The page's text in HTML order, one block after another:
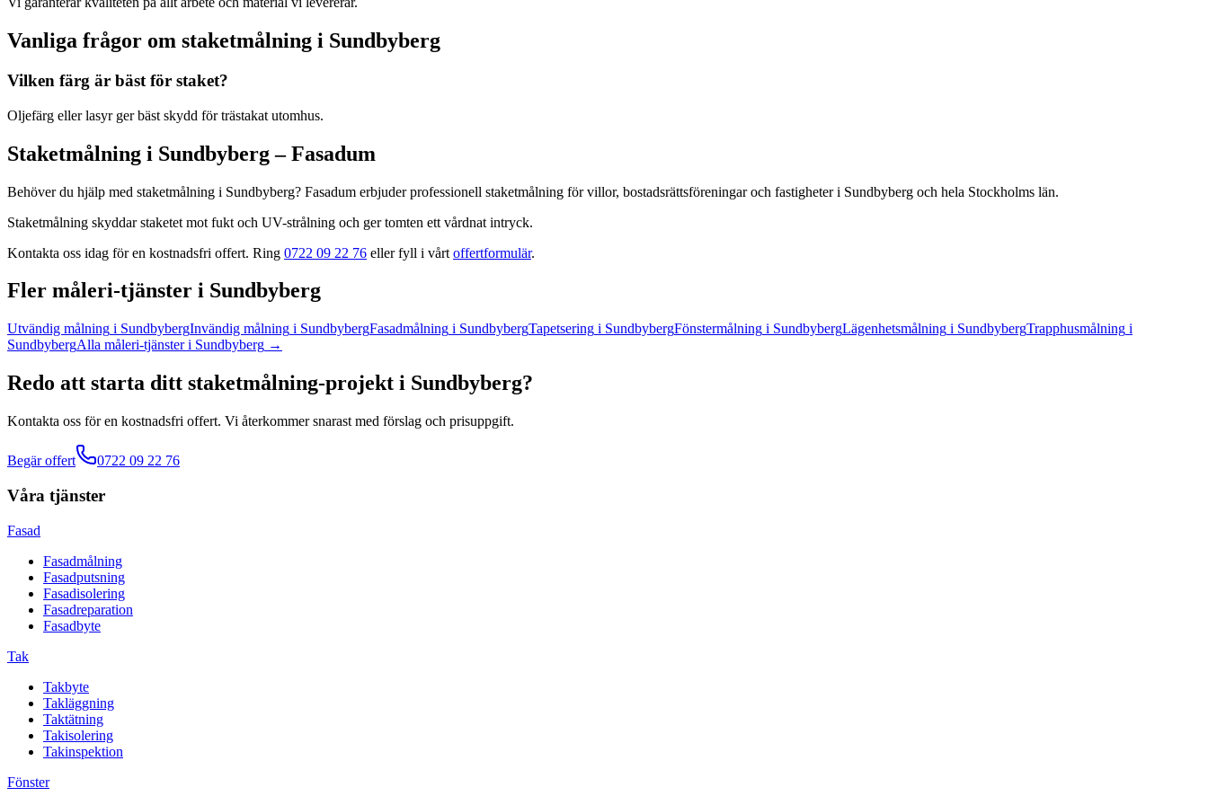
Vanliga frågor om staketmålning i Sundbyberg
Vilken färg är bäst för staket?
Oljefärg eller lasyr ger bäst skydd för trästakat utomhus.
Staketmålning i Sundbyberg– Fasadum
Behöver du hjälp med staketmålning i Sundbyberg? Fasadum erbjuder professionell staketmålning för villor, bostadsrättsföreningar och fastigheteri Sundbyberg och hela Stockholms län.
Staketmålning skyddar staketet mot fukt och UV-strålning och ger tomten ett vårdnat intryck.
Kontakta oss idag för en kostnadsfri offert. Ring 0722 09 22 76 eller fyll i vårt offertformulär.
Fler måleri-tjänster i Sundbyberg
Utvändig målning i SundbybergInvändig målning i SundbybergFasadmålning i SundbybergTapetsering i SundbybergFönstermålning i SundbybergLägenhetsmålning i SundbybergTrapphusmålning i
SundbybergAlla måleri-tjänsteri Sundbyberg →
Redo att starta ditt staketmålning-projekt i Sundbyberg?
Kontakta oss för en kostnadsfri offert. Vi återkommer snarast med förslag och prisuppgift.
Begär offert 0722 09 22 76
Våra tjänster
Fasad
Fasadmålning
Fasadputsning
Fasadisolering
Fasadreparation
Fasadbyte
Tak
Takbyte
Takläggning
Taktätning
Takisolering
Takinspektion
Fönster